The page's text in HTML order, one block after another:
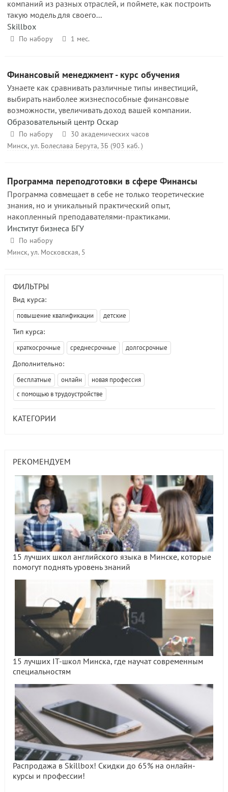
компаний из разных отраслей, и поймете, как построить
такую модель для своего...
Skillbox
По набору 1 мес.
Финансовый менеджмент - курс обучения
Узнаете как сравнивать различные типы инвестиций,
выбирать наиболее жизнеспособные финансовые
возможности, увеличивать доход вашей компании.
Образовательный центр Оскар
По набору
30 академических часов
Минск, ул. Болеслава Берута, 3Б (903 каб. )
Программа переподготовки в сфере Финансы
Программа совмещает в себе не только теоретические
знания, но и уникальный практический опыт,
накопленный преподавателями-практиками.
Институт бизнеса БГУ
По набору
Минск, ул. Московская, 5
ФИЛЬТРЫ
Вид курса:
повышение квалификации детские
Тип курса:
краткосрочные среднесрочные долгосрочные
Дополнительно:
бесплатные онлайн
новая профессия
с помощью в трудоустройстве
КАТЕГОРИИ
РЕКОМЕНДУЕМ
15 лучших школ английского языка в Минске, которые
помогут поднять уровень знаний
15 лучших IT-школ Минска, где научат современным
специальностям
Распродажа в Skillbox! Скидки до 65% на онлайн-
курсы и профессии!